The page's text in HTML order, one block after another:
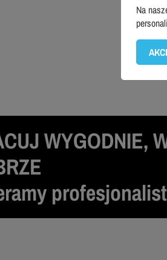
WYGODNIE,
Na